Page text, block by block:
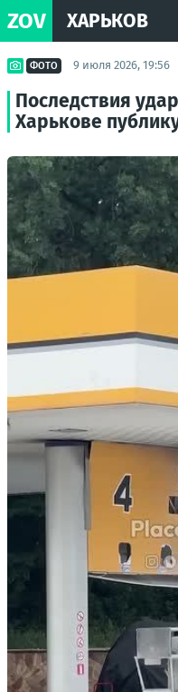
ZOV ХАРЬКОВ
ФОТО 9 июля 2026, 19:56
Последствия
Харькове